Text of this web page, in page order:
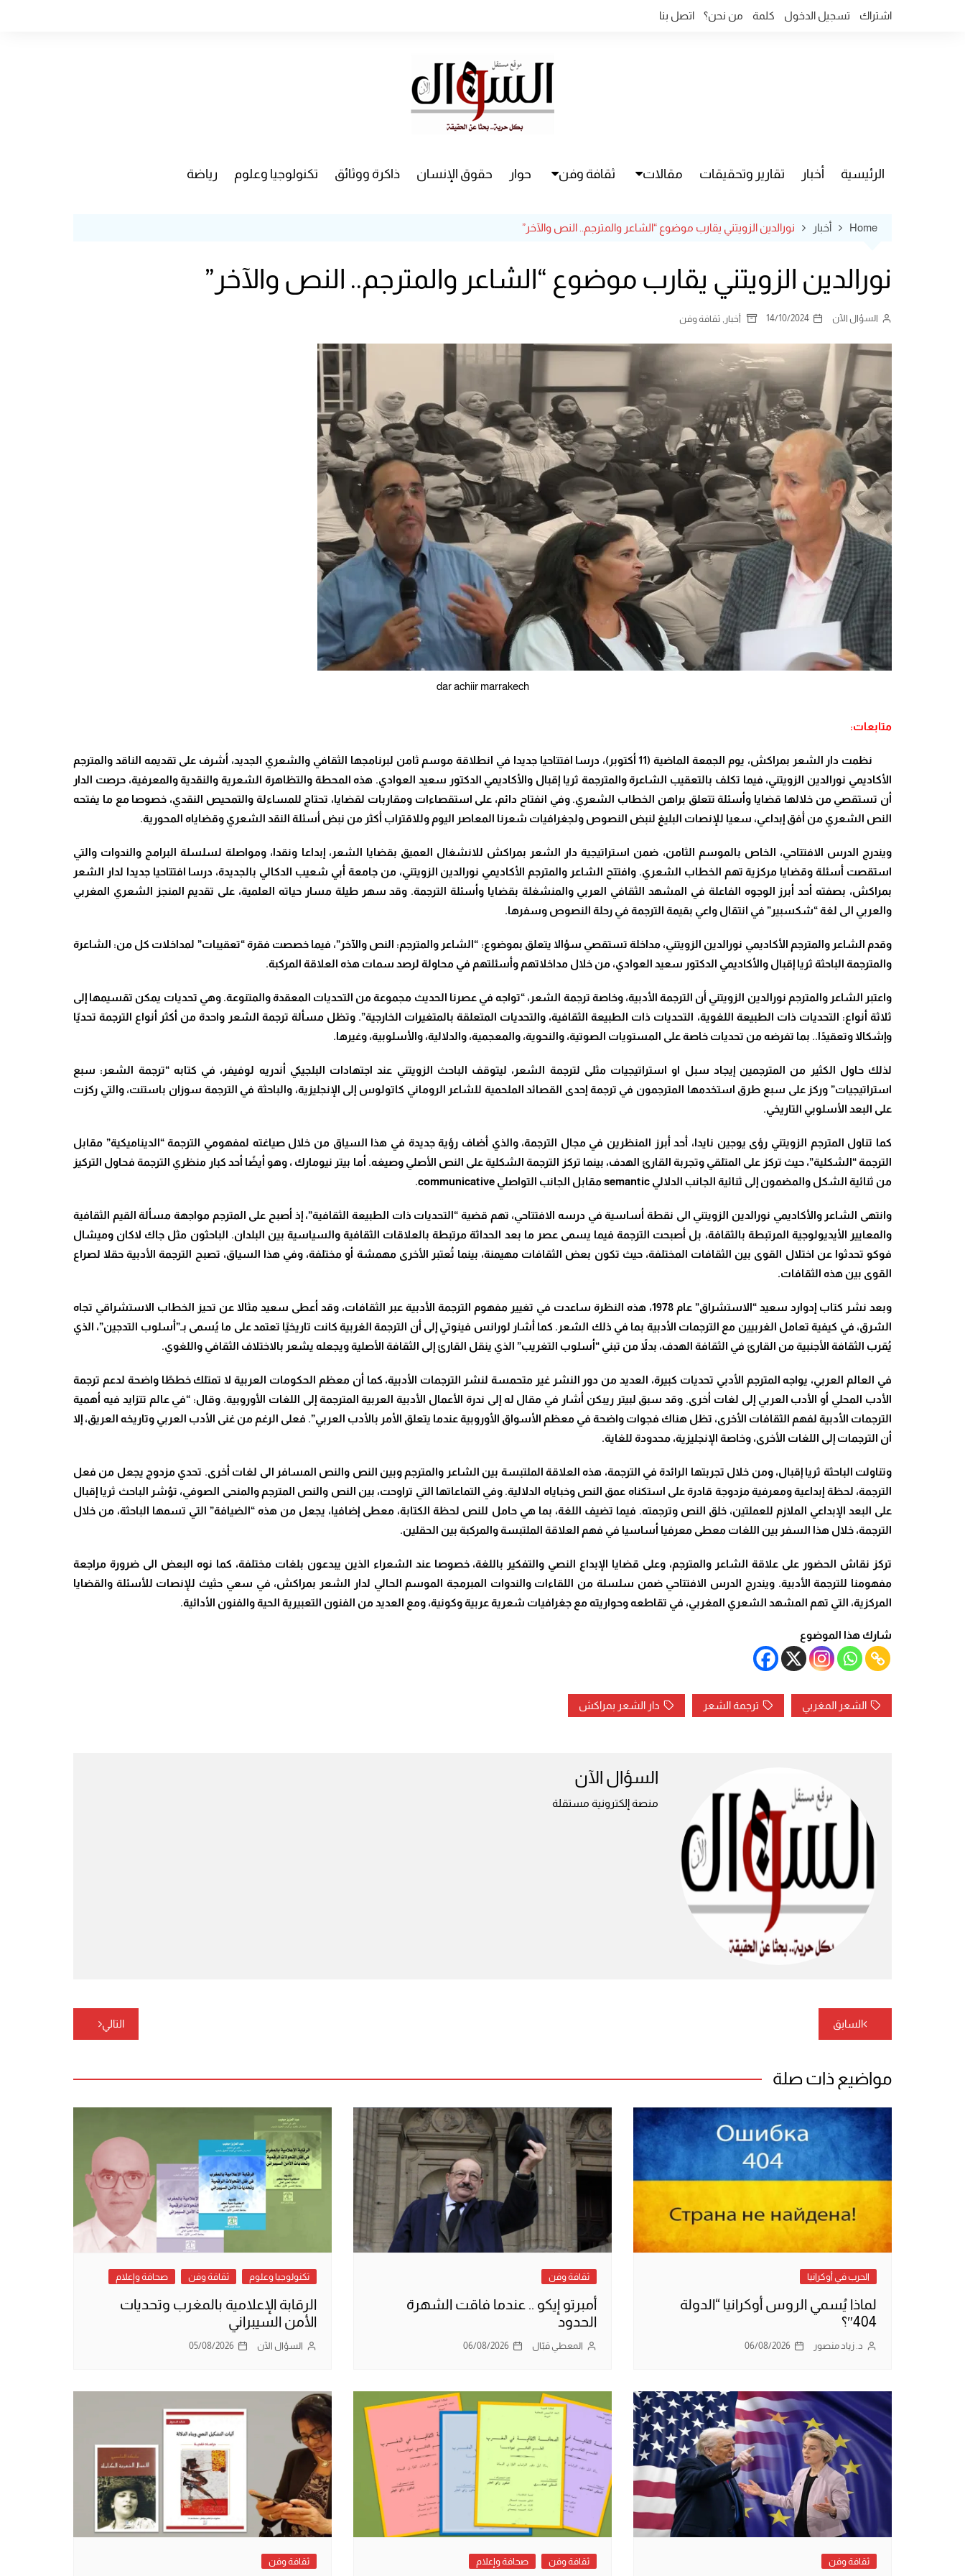
اشتراك تسجيل الدخول كلمة من نحن؟ اتصل بنا
الرئيسية أخبار تقارير وتحقيقات مقالات ثقافة وفن
مسرح
حوار حقوق الإنسان ذاكرة ووثائق تكنولوجيا وعلوم رياضة
Home أخبار نورالدين الزويتني يقارب موضوع “الشاعر والمترجم.. النص والآخر”
نورالدين الزويتني يقارب موضوع “الشاعر والمترجم.. النص والآخر”
السؤال الآن 14/10/2024 أخبار ثقافة وفن
dar achiir marrakech
متابعات:
نظمت دار الشعر بمراكش، يوم الجمعة الماضية (11 أكتوبر)، درسا افتتاحيا جديدا في انطلاقة موسم ثامن لبرنامجها الثقافي والشعري الجديد، أشرف على تقديمه الناقد والمترجم
الأكاديمي نورالدين الزويتني، فيما تكلف بالتعقيب الشاعرة والمترجمة ثريا إقبال والأكاديمي الدكتور سعيد العوادي. هذه المحطة والتظاهرة الشعرية والنقدية والمعرفية، حرصت الدار
أن تستقصي من خلالها قضايا وأسئلة تتعلق براهن الخطاب الشعري. وفي انفتاح دائم، على استقصاءات ومقاربات لقضايا، تحتاج للمساءلة والتمحيص النقدي، خصوصا مع ما يفتحه
النص الشعري من أفق إبداعي، سعيا للإنصات البليغ لنبض النصوص ولجغرافيات شعرنا المعاصر اليوم وللاقتراب أكثر من نبض أسئلة النقد الشعري وقضاياه المحورية.
ويندرج الدرس الافتتاحي، الخاص بالموسم الثامن، ضمن استراتيجية دار الشعر بمراكش للانشغال العميق بقضايا الشعر، إبداعا ونقدا، ومواصلة لسلسلة البرامج والندوات والتي
استقصت أسئلة وقضايا مركزية تهم الخطاب الشعري. وافتتح الشاعر والمترجم الأكاديمي نورالدين الزويتني، من جامعة أبي شعيب الدكالي بالجديدة، درسا افتتاحيا جديدا لدار الشعر
بمراكش، بصفته أحد أبرز الوجوه الفاعلة في المشهد الثقافي العربي والمنشغلة بقضايا وأسئلة الترجمة. وقد سهر طيلة مسار حياته العلمية، على تقديم المنجز الشعري المغربي
والعربي الى لغة “شكسبير” في انتقال واعي بقيمة الترجمة في رحلة النصوص وسفرها.
وقدم الشاعر والمترجم الأكاديمي نورالدين الزويتني، مداخلة تستقصي سؤالا يتعلق بموضوع: “الشاعر والمترجم: النص والآخر”، فيما خصصت فقرة “تعقيبات” لمداخلات كل من: الشاعرة
والمترجمة الباحثة ثريا إقبال والأكاديمي الدكتور سعيد العوادي، من خلال مداخلاتهم وأسئلتهم في محاولة لرصد سمات هذه العلاقة المركبة.
واعتبر الشاعر والمترجم نورالدين الزويتني أن الترجمة الأدبية، وخاصة ترجمة الشعر، “تواجه في عصرنا الحديث مجموعة من التحديات المعقدة والمتنوعة. وهي تحديات يمكن تقسيمها إلى
ثلاثة أنواع: التحديات ذات الطبيعة اللغوية، التحديات ذات الطبيعة الثقافية، والتحديات المتعلقة بالمتغيرات الخارجية”. وتظل مسألة ترجمة الشعر واحدة من أكثر أنواع الترجمة تحديًا
وإشكالا وتعقيدًا.. بما تفرضه من تحديات خاصة على المستويات الصوتية، والنحوية، والمعجمية، والدلالية، والأسلوبية، وغيرها.
لذلك حاول الكثير من المترجمين إيجاد سبل او استراتيجيات مثلى لترجمة الشعر، ليتوقف الباحث الزويتني عند اجتهادات البلجيكي أندريه لوفيفر، في كتابه “ترجمة الشعر: سبع
استراتيجيات” وركز على سبع طرق استخدمها المترجمون في ترجمة إحدى القصائد الملحمية للشاعر الروماني كاتولوس إلى الإنجليزية، والباحثة في الترجمة سوزان باستنت، والتي ركزت
على البعد الأسلوبي التاريخي.
كما تناول المترجم الزويتني رؤى يوجين نايدا، أحد أبرز المنظرين في مجال الترجمة، والذي أضاف رؤية جديدة في هذا السياق من خلال صياغته لمفهومي الترجمة “الديناميكية” مقابل
الترجمة “الشكلية”، حيث تركز على المتلقي وتجربة القارئ الهدف، بينما تركز الترجمة الشكلية على النص الأصلي وصيغه. أما بيتر نيومارك ، وهو أيضًا أحد كبار منظري الترجمة فحاول التركيز
من ثنائية الشكل والمضمون إلى ثنائية الجانب الدلالي semantic مقابل الجانب التواصلي communicative.
وانتهى الشاعر والأكاديمي نورالدين الزويتني الى نقطة أساسية في درسه الافتتاحي، تهم قضية “التحديات ذات الطبيعة الثقافية”، إذ أصبح على المترجم مواجهة مسألة القيم الثقافية
والمعايير الأيديولوجية المرتبطة بالثقافة، بل أصبحت الترجمة فيما يسمى عصر ما بعد الحداثة مرتبطة بالعلاقات الثقافية والسياسية بين البلدان. الباحثون مثل جاك لاكان وميشال
فوكو تحدثوا عن اختلال القوى بين الثقافات المختلفة، حيث تكون بعض الثقافات مهيمنة، بينما تُعتبر الأخرى مهمشة أو مختلفة، وفي هذا السياق، تصبح الترجمة الأدبية حقلا لصراع
القوى بين هذه الثقافات.
وبعد نشر كتاب إدوارد سعيد “الاستشراق” عام 1978، هذه النظرة ساعدت في تغيير مفهوم الترجمة الأدبية عبر الثقافات، وقد أعطى سعيد مثالا عن تحيز الخطاب الاستشراقي تجاه
الشرق، في كيفية تعامل الغربيين مع الترجمات الأدبية بما في ذلك الشعر. كما أشار لورانس فينوتي إلى أن الترجمة الغربية كانت تاريخيًا تعتمد على ما يُسمى بـ”أسلوب التدجين”، الذي
يُقرب الثقافة الأجنبية من القارئ في الثقافة الهدف، بدلاً من تبني “أسلوب التغريب” الذي ينقل القارئ إلى الثقافة الأصلية ويجعله يشعر بالاختلاف الثقافي واللغوي.
في العالم العربي، يواجه المترجم الأدبي تحديات كبيرة، العديد من دور النشر غير متحمسة لنشر الترجمات الأدبية، كما أن معظم الحكومات العربية لا تمتلك خططًا واضحة لدعم ترجمة
الأدب المحلي أو الأدب العربي إلى لغات أخرى. وقد سبق لبيتر ريبكن أشار في مقال له إلى ندرة الأعمال الأدبية العربية المترجمة إلى اللغات الأوروبية. وقال: “في عالم تتزايد فيه أهمية
الترجمات الأدبية لفهم الثقافات الأخرى، تظل هناك فجوات واضحة في معظم الأسواق الأوروبية عندما يتعلق الأمر بالأدب العربي”. فعلى الرغم من غنى الأدب العربي وتاريخه العريق، إلا
أن الترجمات إلى اللغات الأخرى، وخاصة الإنجليزية، محدودة للغاية.
وتناولت الباحثة ثريا إقبال، ومن خلال تجربتها الرائدة في الترجمة، هذه العلاقة الملتبسة بين الشاعر والمترجم وبين النص والنص المسافر الى لغات أخرى. تحدي مزدوج يجعل من فعل
الترجمة، لحظة إبداعية ومعرفية مزدوجة قادرة على استكناه عمق النص وخباياه الدلالية. وفي التماعاتها التي تراوحت، بين النص والنص المترجم والمنحى الصوفي، تؤشر الباحث ثريا إقبال
على البعد الإبداعي الملازم للعملتين، خلق النص وترجمته. فيما تضيف اللغة، بما هي حامل للنص لحظة الكتابة، معطى إضافيا، يجعل من هذه “الضيافة” التي تسمها الباحثة، من خلال
الترجمة، خلال هذا السفر بين اللغات معطى معرفيا أساسيا في فهم العلاقة الملتبسة والمركبة بين الحقلين.
تركز نقاش الحضور على علاقة الشاعر والمترجم، وعلى قضايا الإبداع النصي والتفكير باللغة، خصوصا عند الشعراء الذين يبدعون بلغات مختلفة، كما نوه البعض الى ضرورة مراجعة
مفهومنا للترجمة الأدبية. ويندرج الدرس الافتتاحي ضمن سلسلة من اللقاءات والندوات المبرمجة الموسم الحالي لدار الشعر بمراكش، في سعي حثيث للإنصات للأسئلة والقضايا
المركزية، التي تهم المشهد الشعري المغربي، في تقاطعه وحواريته مع جغرافيات شعرية عربية وكونية، ومع العديد من الفنون التعبيرية الحية والفنون الأدائية.
شارك هذا الموضوع
الشعر المغربي ترجمة الشعر دار الشعر بمراكش
السؤال الآن
منصة إلكترونية مستقلة
تصفّح
المقالات
السابق التالي
مواضيع ذات صلة
الحرب في أوكرانيا
لماذا يُسمي الروس أوكرانيا “الدولة
404″؟
د. زياد منصور 06/08/2026
ثقافة وفن
أمبرتو إيكو .. عندما فاقت الشهرة
الحدود
المعطي قبّال 06/08/2026
تكنولوجيا وعلوم ثقافة وفن صحافة وإعلام
الرقابة الإعلامية بالمغرب وتحديات
الأمن السيبراني
السؤال الآن 05/08/2026
ثقافة وفن ثقافة وفن صحافة وإعلام ثقافة وفن